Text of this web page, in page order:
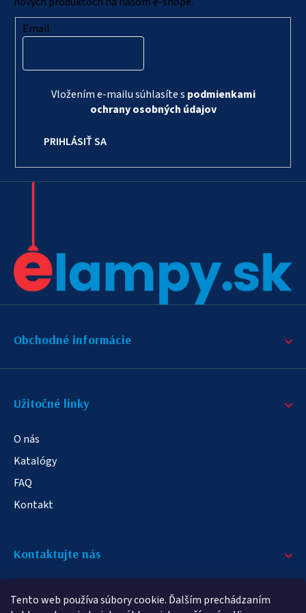
Tento web používa súbory cookie. Ďalším prechádzaním
Email
Vložením e-mailu súhlasíte s podmienkami
ochrany osobných údajov
PRIHLÁSIŤ SA
Obchodné informácie
Užitočné linky
O nás
Katalógy
FAQ
Kontakt
Kontaktujte nás